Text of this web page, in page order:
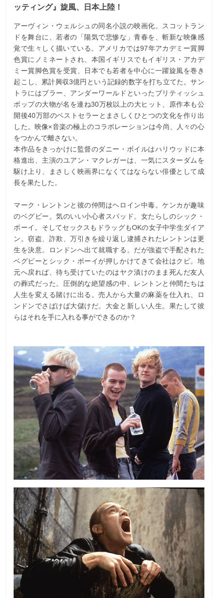
ッティング』旋風、日本上陸！
アーヴィン・ウェルシュの同名小説の映画化。スコットラン
ドを舞台に、若者の「陽気で悲惨な」青春を、斬新な映像感
覚で生々しく描いている。アメリカでは97年アカデミー賞脚
色賞にノミネートされ、本国イギリスでもイギリス・アカデ
ミー賞脚色賞を受賞、日本でも若者を中心に一躍旋風を巻き
起こし、累計興収3億円という記録的数字を打ち立てた。サン
トラにはブラー、アンダーワールドといったブリティッシュ
ポップの大物が名を連ね30万枚以上の大ヒット、原作本も公
開後40万部のベストセラーとまさしくひとつの文化を作り出
した。映像×音楽の極上のコラボレーションは今尚、人々の心
をつかんで離さない。
本作品をきっかけに監督のダニー・ボイルはハリウッドに本
格進出、主演のユアン・マクレガーは、一気にスターダムを
駆け上り、まさしく映画界になくてはならない俳優として成
長を果たした。
マーク・レントンと彼の仲間はヘロイン中毒。ケンカが趣味
のベグビー。気のいい小心者スパッド。女たらしのシック・
ボーイ。そしてセックスもドラッグもOKの女子中学生ダイア
ン。窃盗、詐欺、万引きを繰り返し逮捕されたレントンは更
生を決意。ロンドンへ出て就職する。だが強盗で手配された
ベグビーとシック・ボーイが押しかけてきて会社はクビ。地
元へ戻れば、待ち受けていたのはヤク漬けのまま死んだ友人
の葬式だった。圧倒的な絶望感の中、レントンと仲間たちは
人生を変える賭けに出る。売人から大量の麻薬を仕入れ、ロ
ンドンでさばけば大儲けだ。大金と新しい人生。果たして彼
らはそれを手に入れる事ができるのか？